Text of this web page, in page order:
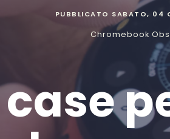
PUBBLICATO SABATO, 04
Chromebook